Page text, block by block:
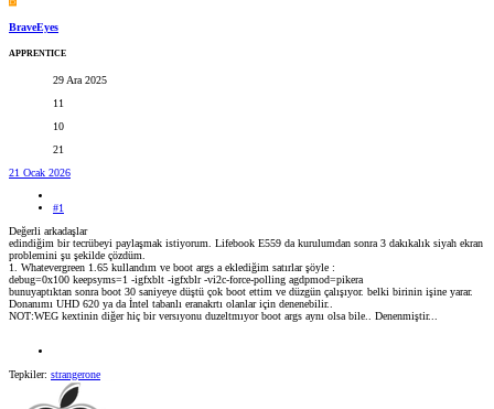
BraveEyes
APPRENTICE
29 Ara 2025
11
10
21
21 Ocak 2026
#1
Değerli arkadaşlar
edindiğim bir tecrübeyi paylaşmak istiyorum. Lifebook E559 da kurulumdan sonra 3 dakıkalık siyah ekran
problemini şu şekilde çözdüm.
1. Whatevergreen 1.65 kullandım ve boot args a eklediğim satırlar şöyle :
debug=0x100 keepsyms=1 -igfxblt -igfxblr -vi2c-force-polling agdpmod=pikera
bunuyaptıktan sonra boot 30 saniyeye düştü çok boot ettim ve düzgün çalışıyor. belki birinin işine yarar.
Donanımı UHD 620 ya da İntel tabanlı eranakrtı olanlar için denenebilir..
NOT:WEG kextinin diğer hiç bir versıyonu duzeltmıyor boot args aynı olsa bile.. Denenmiştir...
Tepkiler: strangerone